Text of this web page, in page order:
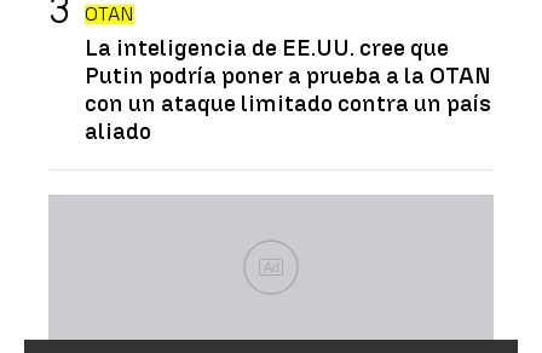
OTAN
La inteligencia de EE.UU. cree que
Putin podría poner a prueba a la OTAN
con un ataque limitado contra un país
aliado
Ad